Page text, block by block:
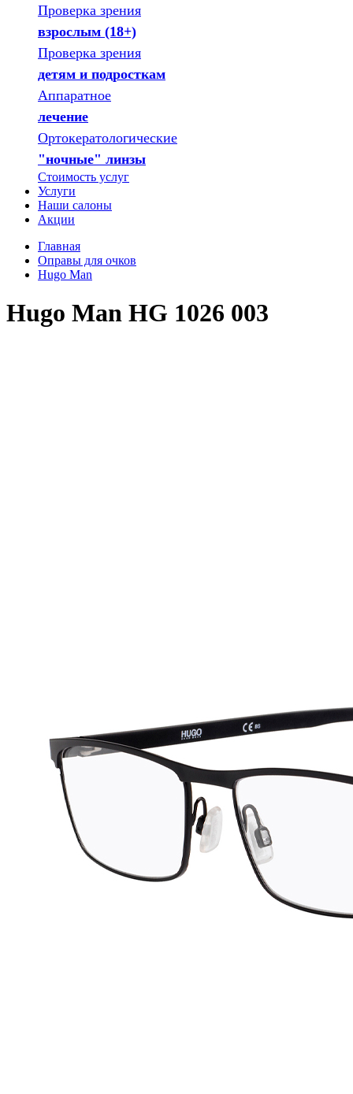
Проверка зрения
взрослым (18+)
Проверка зрения
детям и подросткам
Аппаратное
лечение
Ортокератологические
"ночные" линзы
Стоимость услуг
Услуги
Наши салоны
Акции
Главная
Оправы для очков
Hugo Man
Hugo Man HG 1026 003